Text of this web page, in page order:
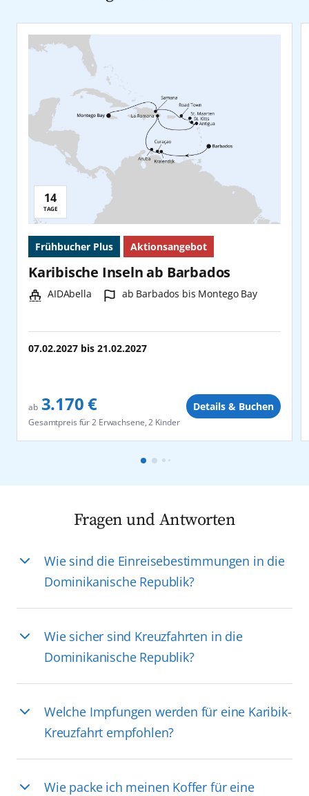
Reisedauer:
14
TAGE
Frühbucher Plus Aktionsangebot
Karibische Inseln ab Barbados
Schiff:
AIDAbella Hafen:
ab Barbados bis Montego Bay
07.02.2027 bis 21.02.2027
ab 3.170 €
Gesamtpreis für2 Erwachsene, 2 Kinder
Details & Buchen
Fragen und Antworten
Wie sind die Einreisebestimmungen in die
Dominikanische Republik?
Wie sicher sind Kreuzfahrten in die
Dominikanische Republik?
Welche Impfungen werden für eine Karibik-
Kreuzfahrt empfohlen?
Wie packe ich meinen Koffer für eine